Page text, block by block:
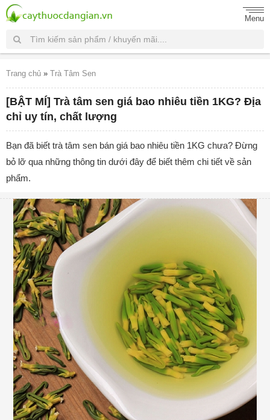
Menu
Trang chủ » Trà Tâm Sen
[BẬT MÍ] Trà tâm sen giá bao nhiêu tiền 1KG? Địa
chỉ uy tín, chất lượng
Bạn đã biết trà tâm sen bán giá bao nhiêu tiền 1KG chưa? Đừng
bỏ lỡ qua những thông tin dưới đây để biết thêm chi tiết về sản
phẩm.